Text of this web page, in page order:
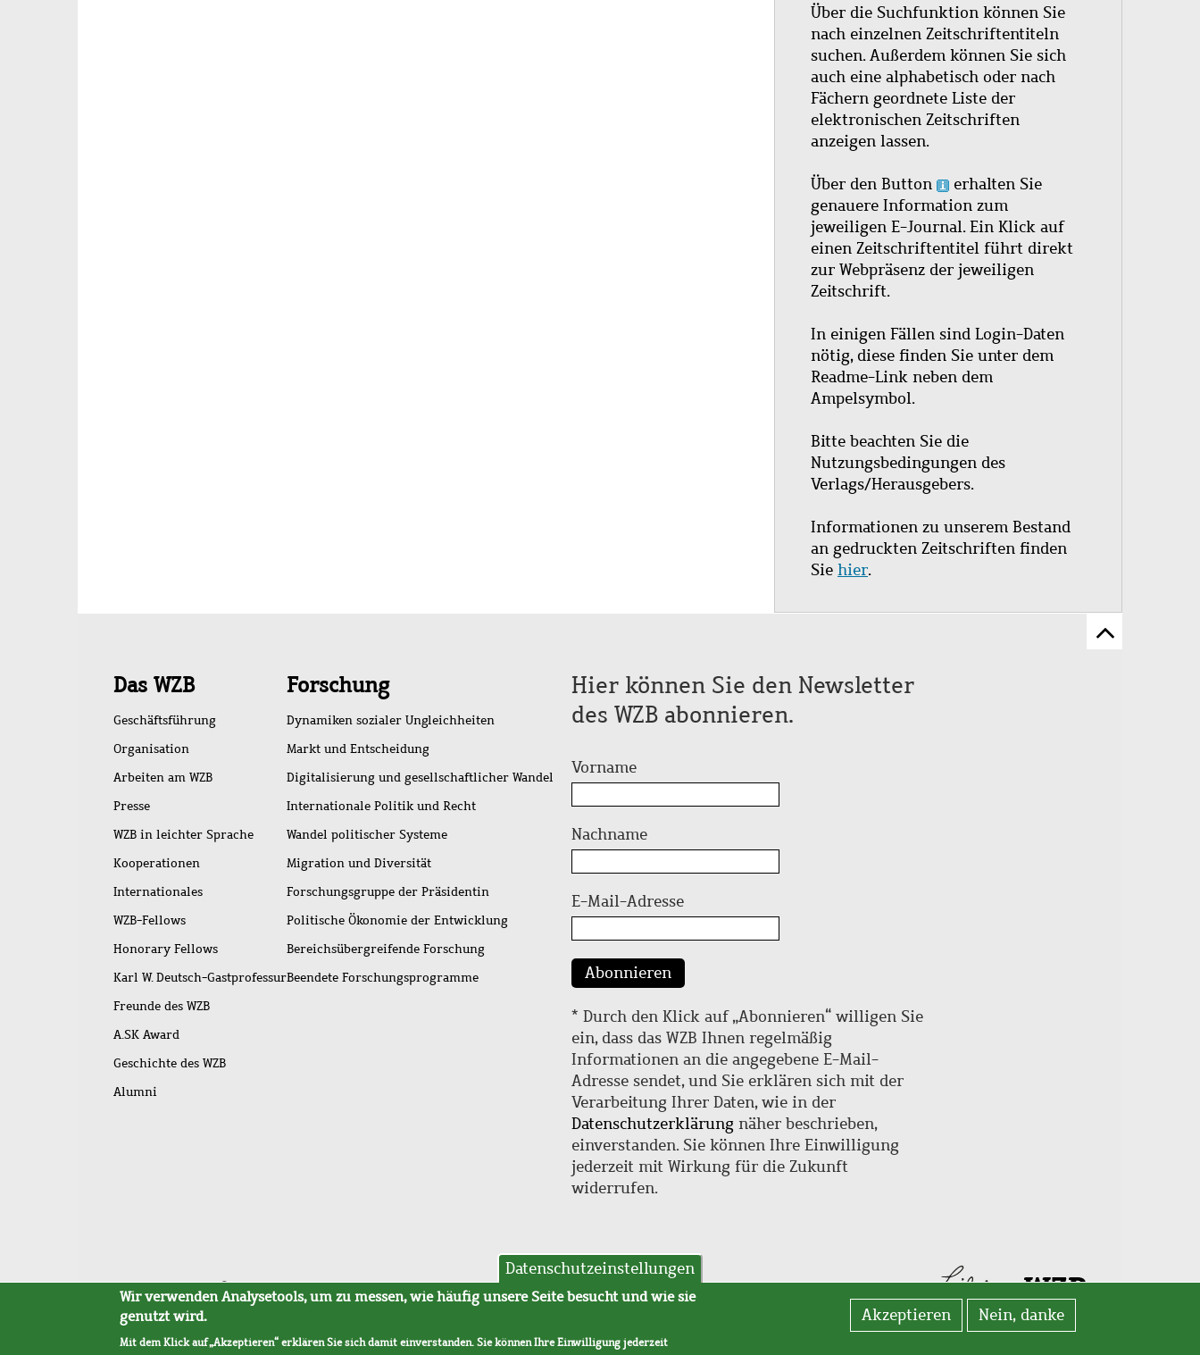
Über die Suchfunktion können Sie
nach einzelnen Zeitschriftentiteln
suchen. Außerdem können Sie sich
auch eine alphabetisch oder nach
Fächern geordnete Liste der
elektronischen Zeitschriften
anzeigen lassen.
Über den Button
erhalten Sie
genauere Information zum
jeweiligen E-Journal. Ein Klick auf
einen Zeitschriftentitel führt direkt
zur Webpräsenz der jeweiligen
Zeitschrift.
In einigen Fällen sind Login-Daten
nötig, diese finden Sie unter dem
Readme-Link neben dem
Ampelsymbol.
Bitte beachten Sie die
Nutzungsbedingungen des
Verlags/Herausgebers.
Informationen zu unserem Bestand
an gedruckten Zeitschriften finden
Sie hier.
Zum
Schnellzugriff
Das WZB
Geschäftsführung
Organisation
Arbeiten am WZB
Presse
WZB in leichter Sprache
Kooperationen
Internationales
WZB-Fellows
Honorary Fellows
Karl W. Deutsch-Gastprofessur
Freunde des WZB
A.SK Award
Geschichte des WZB
Alumni
Forschung
Dynamiken sozialer Ungleichheiten
Markt und Entscheidung
Digitalisierung und gesellschaftlicher Wandel
Internationale Politik und Recht
Wandel politischer Systeme
Migration und Diversität
Forschungsgruppe der Präsidentin
Politische Ökonomie der Entwicklung
Bereichsübergreifende Forschung
Beendete Forschungsprogramme
Hier können Sie den Newsletter
des WZB abonnieren.
Vorname
Nachname
E-Mail-Adresse
Abonnieren
* Durch den Klick auf „Abonnieren“ willigen Sie
ein, dass das WZB Ihnen regelmäßig
Informationen an die angegebene E-Mail-
Adresse sendet, und Sie erklären sich mit der
Verarbeitung Ihrer Daten, wie in der
Datenschutzerklärung näher beschrieben,
einverstanden. Sie können Ihre Einwilligung
jederzeit mit Wirkung für die Zukunft
widerrufen.
Fußleistenmenü
SitemapBarrierefreiheitImpressumDatenschutzAVB
Datenschutzeinstellungen
Wir verwenden Analysetools, um zu messen, wie häufig unsere Seite besucht und wie sie
genutzt wird.
Mit dem Klick auf „Akzeptieren“ erklären Sie sich damit einverstanden. Sie können Ihre Einwilligung jederzeit
Akzeptieren Nein, danke